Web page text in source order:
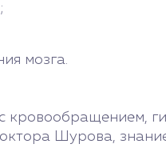
мозга.
кровообращением,
Шурова,